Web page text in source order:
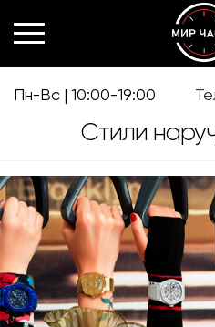
Пн-Вс | 10:00-19:00
Стили